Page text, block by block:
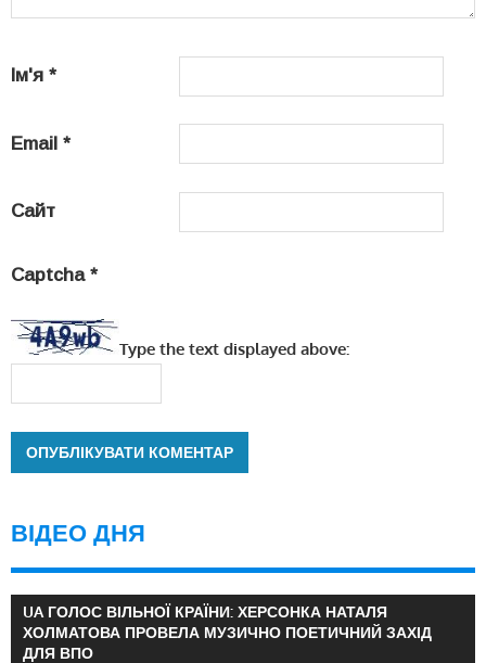
Ім'я *
Email *
Сайт
Captcha *
Type the text displayed above:
ВІДЕО ДНЯ
UA ГОЛОС ВІЛЬНОЇ КРАЇНИ: ХЕРСОНКА НАТАЛЯ
ХОЛМАТОВА ПРОВЕЛА МУЗИЧНО ПОЕТИЧНИЙ ЗАХІД
ДЛЯ ВПО